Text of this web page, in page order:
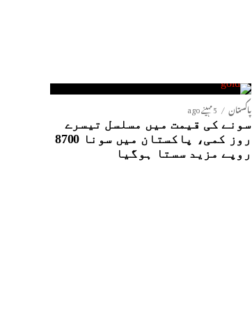
پاکستان 5 مہینے ago
سونے کی قیمت میں مسلسل تیسرے
روز کمی، پاکستان میں سونا 8700
روپے مزید سستا ہوگیا